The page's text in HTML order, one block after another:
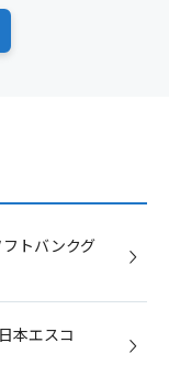
フトバンクグ
本エスコ